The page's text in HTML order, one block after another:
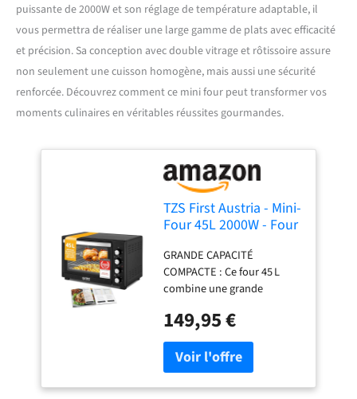
puissante de 2000W et son réglage de température adaptable, il
vous permettra de réaliser une large gamme de plats avec efficacité
et précision. Sa conception avec double vitrage et rôtissoire assure
non seulement une cuisson homogène, mais aussi une sécurité
renforcée. Découvrez comment ce mini four peut transformer vos
moments culinaires en véritables réussites gourmandes.
TZS First Austria - Mini-
Four 45L 2000W - Four
température jusqu'à
230°C et revêtement
antiadhésif - Avec
minuteur de 60 min, 4
hauteurs d'insertion,
plaque, grille &
tournebroche rotatif
GRANDE CAPACITÉ
COMPACTE : Ce four 45 L
combine une grande
un design peu encombrant –
idéal pour repas complets,
grandes plaques ou
plusieurs sandwichs
PUISSANT ET EFFICACE AU
149,95 €